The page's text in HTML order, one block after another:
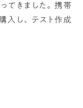
てきました。携帯
入し、テスト作成